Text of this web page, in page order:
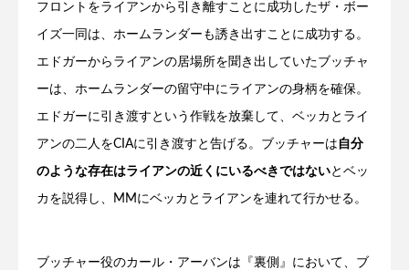
フロントをライアンから引き離すことに成功したザ・ボー
イズ一同は、ホームランダーも誘き出すことに成功する。
エドガーからライアンの居場所を聞き出していたブッチャ
ーは、ホームランダーの留守中にライアンの身柄を確保。
エドガーに引き渡すという作戦を放棄して、ベッカとライ
アンの二人をCIAに引き渡すと告げる。ブッチャーは 自分
のような存在はライアンの近くにいるべきではないとベッ
カを説得し、MMにベッカとライアンを連れて行かせる。
ブッチャー役のカール・アーバンは『裏側』において、ブ